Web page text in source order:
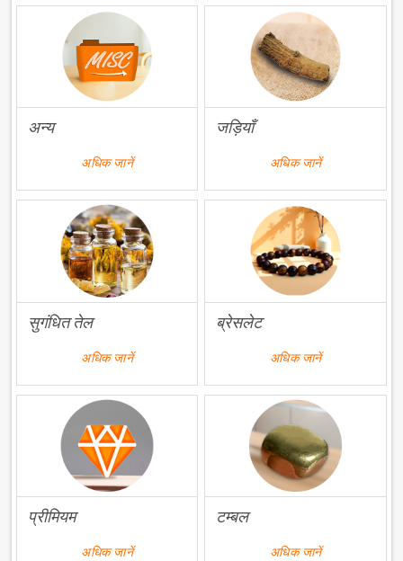
अन्य
अधिक जानें
जड़ियाँ
अधिक जानें
सुगंधित तेल
अधिक जानें
ब्रेसलेट
अधिक जानें
प्रीमियम
अधिक जानें
टम्बल
अधिक जानें